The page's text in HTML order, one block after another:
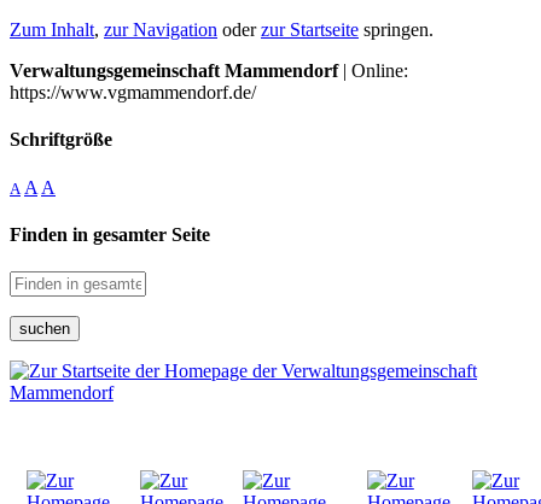
Zum Inhalt, zur Navigation oderzur Startseite springen.
Verwaltungsgemeinschaft Mammendorf| Online:
https://www.vgmammendorf.de/
Schriftgröße
A A A
Finden in gesamter Seite
suchen